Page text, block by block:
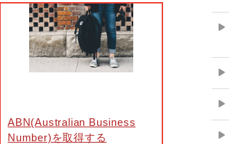
ABN(Australian Business
Number)を取得する